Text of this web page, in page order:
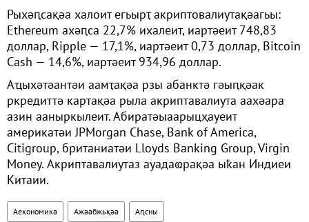
Рыхәԥсақәа халоит егьырҭ акриптовалиутақәагьы:
Ethereum ахәԥса 22,7% ихалеит, иартәеит 748,83
доллар, Ripple — 17,1%, иартәеит 0,73 доллар, Bitcoin
Cash — 14,6%, иартәеит 934,96 доллар.
Аҵыхәтәантәи аамҭақәа рзы абанктә гәыԥқәак
ркредиттә картақәа рыла акриптавалиута аахәара
азин ааныркылеит. Абиратәыаарыцҳауеит
америкатәи JPMorgan Chase, Bank of America,
Citigroup, британиатәи Lloyds Banking Group, Virgin
Money. Акриптавалиутаз ауадаҩрақәа ыҟан Индиеи
Китаии.
Аекономика Ажәабжьқәа Аԥсны